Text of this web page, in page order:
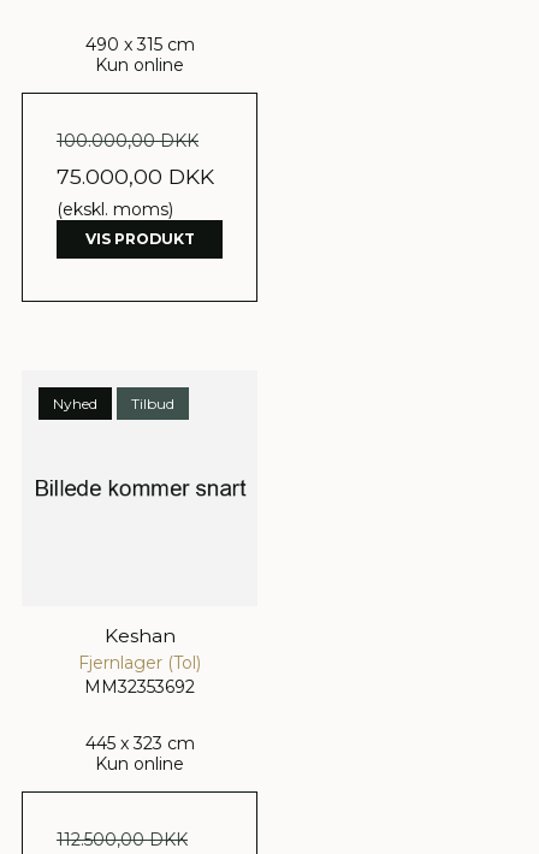
490 x 315 cm
Kun online
100.000,00 DKK
75.000,00 DKK
(ekskl. moms)
VIS PRODUKT
Nyhed Tilbud
Keshan
Fjernlager (Tol)
MM32353692
445 x 323 cm
Kun online
112.500,00 DKK